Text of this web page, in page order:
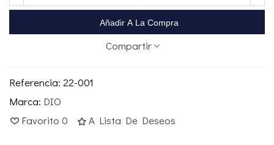
Añadir A La Compra
Compartir
Referencia: 22-001
Marca: DIO
Favorito 0 A Lista De Deseos